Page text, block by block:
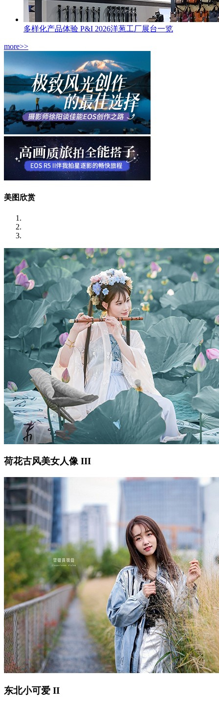
多样化产品体验 P&I 2026洋葱工厂展台一览
more>>
美图欣赏
荷花古风美女人像 III
东北小可爱 II